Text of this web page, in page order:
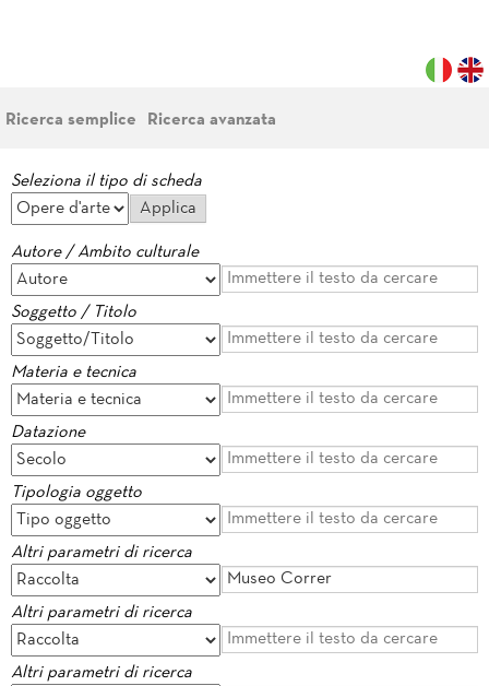
Ricerca semplice Ricerca avanzata
Seleziona il tipo di scheda
Autore / Ambito culturale
Soggetto / Titolo
Materia e tecnica
Datazione
Tipologia oggetto
Altri parametri di ricerca
Altri parametri di ricerca
Altri parametri di ricerca